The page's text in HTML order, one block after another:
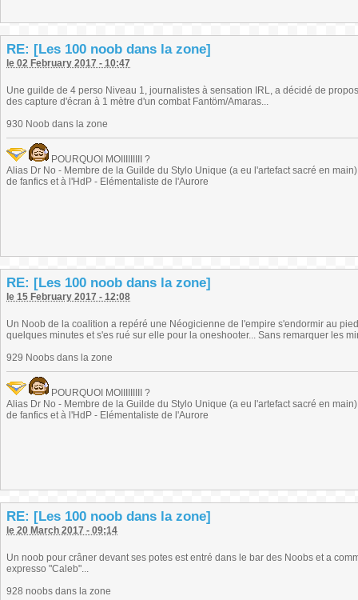
RE: [Les 100 noob dans la zone]
le 02 February 2017 - 10:47
Une guilde de 4 perso Niveau 1, journalistes à sensation IRL, a décidé de
des capture d'écran à 1 mètre d'un combat Fantöm/Amaras...
930 Noob dans la zone
POURQUOI MOIIIIIIIII ?
Alias Dr No - Membre de la Guilde du Stylo Unique (a eu l'artefact sacré en
de fanfics et à l'HdP - Elémentaliste de l'Aurore
RE: [Les 100 noob dans la zone]
le 15 February 2017 - 12:08
Un Noob de la coalition a repéré une Néogicienne de l'empire s'endormir au
quelques minutes et s'es rué sur elle pour la oneshooter... Sans remarquer les
929 Noobs dans la zone
POURQUOI MOIIIIIIIII ?
Alias Dr No - Membre de la Guilde du Stylo Unique (a eu l'artefact sacré en
de fanfics et à l'HdP - Elémentaliste de l'Aurore
RE: [Les 100 noob dans la zone]
le 20 March 2017 - 09:14
Un noob pour crâner devant ses potes est entré dans le bar des Noobs et a
expresso "Caleb"...
928 noobs dans la zone